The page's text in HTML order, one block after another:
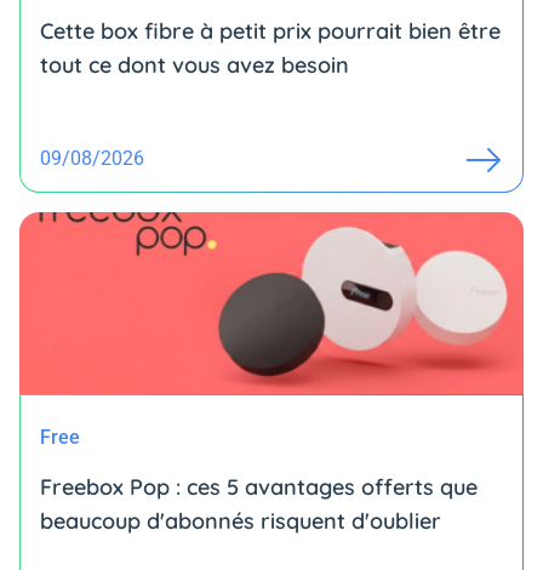
Cette box fibre à petit prix pourrait bien être
tout ce dont vous avez besoin
09/08/2026
Free
Freebox Pop : ces 5 avantages offerts que
beaucoup d'abonnés risquent d'oublier